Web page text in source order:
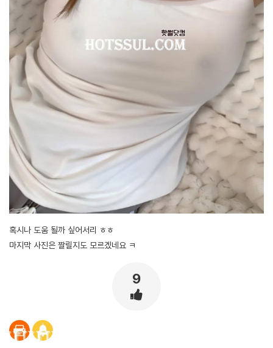
혹시나 도움 될까 싶어서리 ㅎㅎ
마지막 사진은 짤릴지도 모르겠네요 ㅋ
9